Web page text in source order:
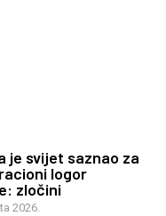
je svijet saznao za
logor
zločini
2026.